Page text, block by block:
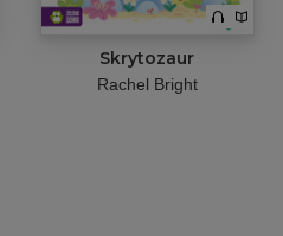
Skrytozaur
Rachel Bright